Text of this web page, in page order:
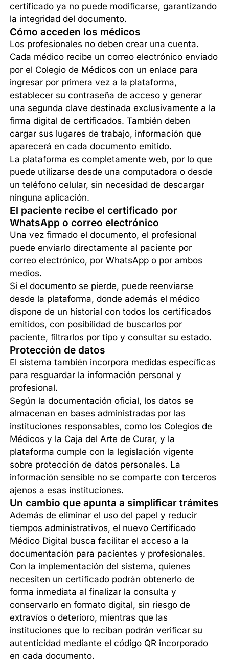
certificado ya no puede modificarse, garantizando
la integridad del documento.
Cómo acceden los médicos
Los profesionales no deben crear una cuenta.
Cada médico recibe un correo electrónico enviado
por el Colegio de Médicos con un enlace para
ingresar por primera vez a la plataforma,
establecer su contraseña de acceso y generar
una segunda clave destinada exclusivamente a la
firma digital de certificados. También deben
cargar sus lugares de trabajo, información que
aparecerá en cada documento emitido.
La plataforma es completamente web, por lo que
puede utilizarse desde una computadora o desde
un teléfono celular, sin necesidad de descargar
ninguna aplicación.
El paciente recibe el certificado por
WhatsApp o correo electrónico
Una vez firmado el documento, el profesional
puede enviarlo directamente al paciente por
correo electrónico, por WhatsApp o por ambos
medios.
Si el documento se pierde, puede reenviarse
desde la plataforma, donde además el médico
dispone de un historial con todos los certificados
emitidos, con posibilidad de buscarlos por
paciente, filtrarlos por tipo y consultar su estado.
Protección de datos
El sistema también incorpora medidas específicas
para resguardar la información personal y
profesional.
Según la documentación oficial, los datos se
almacenan en bases administradas por las
instituciones responsables, como los Colegios de
Médicos y la Caja del Arte de Curar, y la
plataforma cumple con la legislación vigente
sobre protección de datos personales. La
información sensible no se comparte con terceros
ajenos a esas instituciones.
Un cambio que apunta a simplificar trámites
Además de eliminar el uso del papel y reducir
tiempos administrativos, el nuevo Certificado
Médico Digital busca facilitar el acceso a la
documentación para pacientes y profesionales.
Con la implementación del sistema, quienes
necesiten un certificado podrán obtenerlo de
forma inmediata al finalizar la consulta y
conservarlo en formato digital, sin riesgo de
extravíos o deterioro, mientras que las
instituciones que lo reciban podrán verificar su
autenticidad mediante el código QR incorporado
en cada documento.